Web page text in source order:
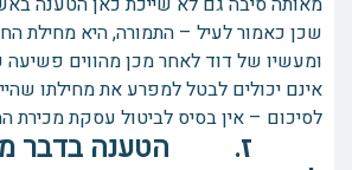
שכן כאמור לעיל – התמורה, היא מחילת
ומעשיו של דוד לאחר מכן מהווים פשיעה
אינם יכולים לבטל למפרע את מחילתו
לסיכום – אין בסיס לביטול עסקת מכירת
ז. הטענה בדבר